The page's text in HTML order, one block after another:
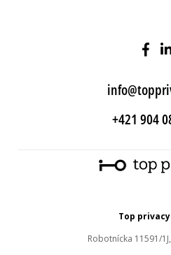
+421 904
Top
Robotnícka 11591/